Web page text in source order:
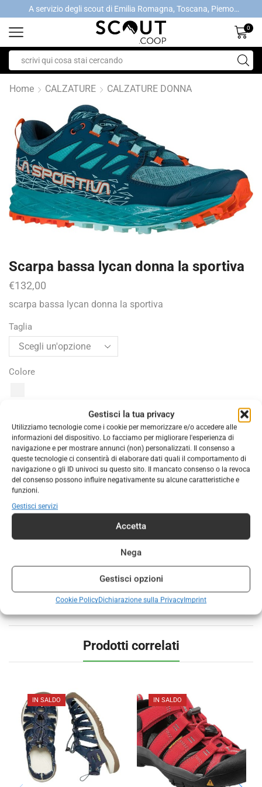
Gestisci la tua privacy
Utilizziamo tecnologie come i cookie per memorizzare e/o accedere alle
informazioni del dispositivo. Lo facciamo per migliorare l'esperienza di
navigazione e per mostrare annunci (non) personalizzati. Il consenso a
queste tecnologie ci consentirà di elaborare dati quali il comportamento di
navigazione o gli ID univoci su questo sito. Il mancato consenso o la revoca
del consenso possono influire negativamente su alcune caratteristiche e
funzioni.
Gestisci servizi
Accetta
Nega
Gestisci opzioni
Cookie PolicyDichiarazione sulla PrivacyImprint
A servizio degli scout di Emilia Romagna, Toscana, Piemonte, Valle d'Aosta- Gratis la spedizione con ordini > €40
0
Home CALZATURE CALZATURE DONNA
Scarpa bassa lycan donna la sportiva
€132,00
scarpa bassa lycan donna la sportiva
Taglia
Colore
COD:202326
Categorie: CALZATURE, CALZATURE DONNA
Marchio:
DESCRIZIONE INFORMAZIONI AGGIUNTIVE
Scarpe trail running La Sportiva Donna Lycan Ii perfette per
corse su medie distanze, allenamenti e skyrace. Comode e
confortevoli sono indicate per tutti gli amanti della corsa
Prodotti correlati
IN SALDO IN SALDO